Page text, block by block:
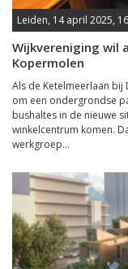
Leiden, 14 april 2025,
Wijkvereniging wil
Kopermolen
Als de Ketelmeerlaan
om een ondergrondse
bushaltes in de nieuwe
winkelcentrum komen.
werkgroep...